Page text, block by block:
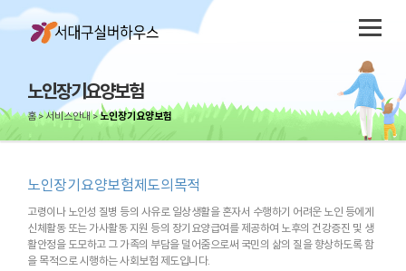
노인장기요양보험
홈 서비스안내 노인장기요양보험
노인장기요양보험제도의목적
고령이나 노인성 질병 등의 사유로 일상생활을 혼자서 수행하기 어려운 노인 등에게
신체활동 또는 가사활동 지원 등의 장기요양급여를 제공하여 노후의 건강증진 및 생
활안정을 도모하고 그 가족의 부담을 덜어줌으로써 국민의 삶의 질을 향상하도록 함
을 목적으로 시행하는 사회보험 제도입니다.